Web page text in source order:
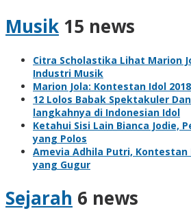
Musik 15 news
Citra Scholastika Lihat Marion
Industri Musik
Marion Jola: Kontestan Idol
12 Lolos Babak Spektakuler
langkahnya di Indonesian Idol
Ketahui Sisi Lain Bianca Jodie,
yang Polos
Amevia Adhila Putri, Kontestan
yang Gugur
Sejarah 6 news